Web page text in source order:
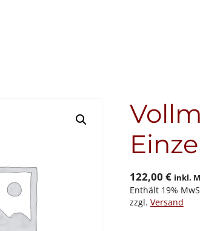
122,00 € inkl.
Enthält 19%
zzgl. Versand